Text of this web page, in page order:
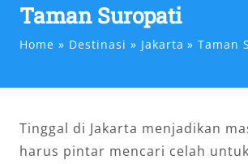
Taman Suropati
Home Destinasi Jakarta Taman
Tinggal di Jakarta menjadikan
harus pintar mencari celah